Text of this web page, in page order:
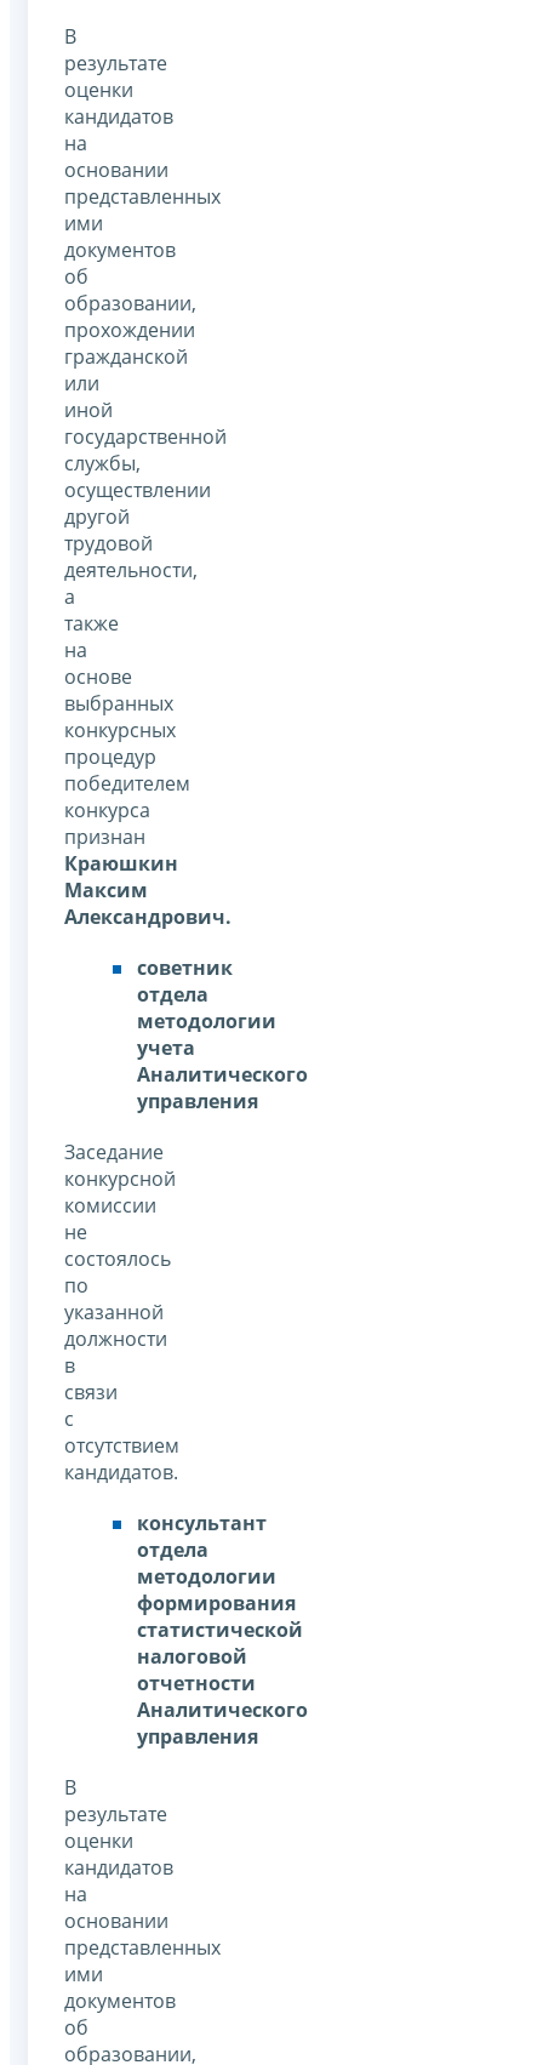
В
результате
оценки
кандидатов
на
основании
представленных
ими
документов
об
образовании,
прохождении
гражданской
или
иной
государственной
службы,
осуществлении
другой
трудовой
деятельности,
а
также
на
основе
выбранных
конкурсных
процедур
победителем
конкурса
признан
Краюшкин
Максим
Александрович.
советник
отдела
методологии
учета
Аналитического
управления
Заседание
конкурсной
комиссии
не
состоялось
по
указанной
должности
в
связи
с
отсутствием
кандидатов.
консультант
отдела
методологии
формирования
статистической
налоговой
отчетности
Аналитического
управления
В
результате
оценки
кандидатов
на
основании
представленных
ими
документов
об
образовании,